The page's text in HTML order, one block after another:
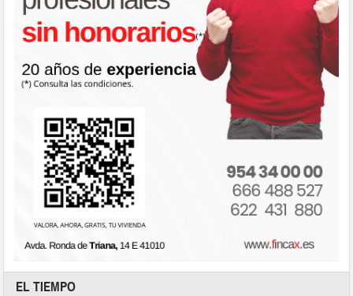
EL TIEMPO